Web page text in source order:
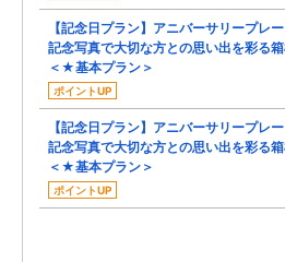
【記念日プラン】アニバーサリープレ
記念写真で大切な方との思い出を彩る
＜★基本プラン＞
ポイントUP
【記念日プラン】アニバーサリープレ
記念写真で大切な方との思い出を彩る
＜★基本プラン＞
ポイントUP